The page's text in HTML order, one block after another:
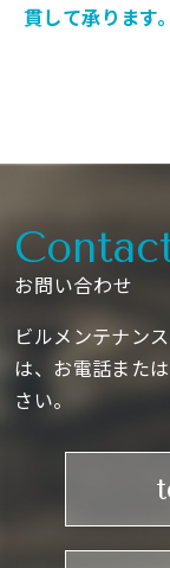
貫して承ります。
お問い合わせ
ビルメンテナン
は、お電話また
さい。